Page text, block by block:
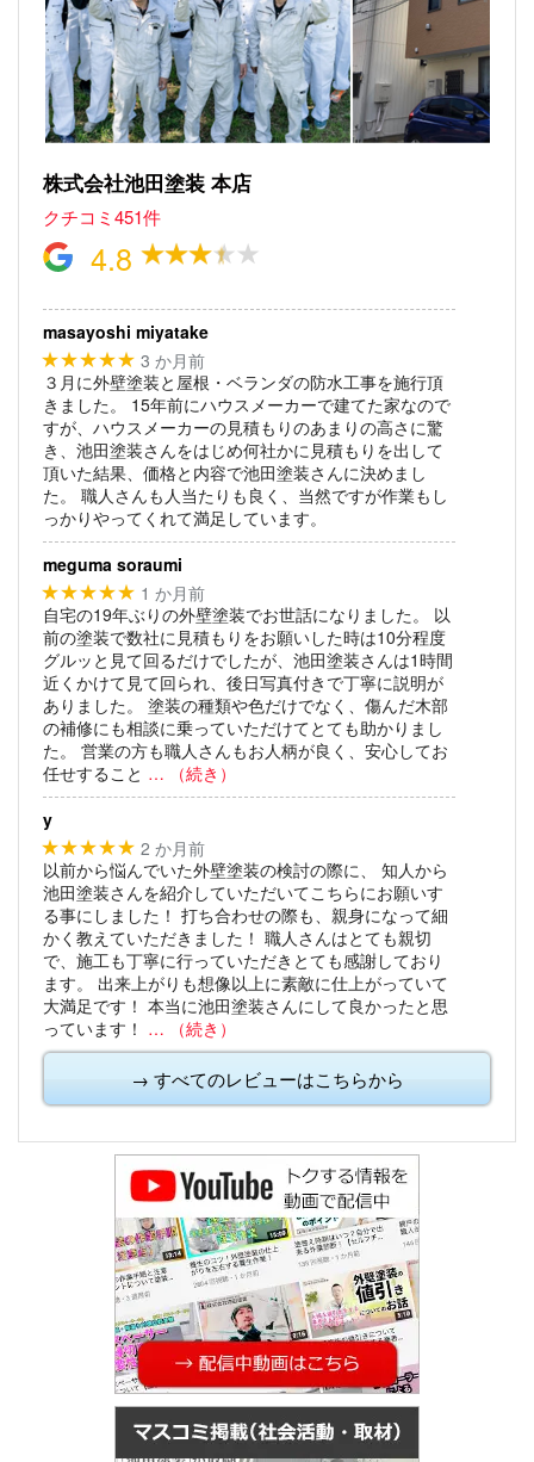
株式会社池田塗装 本店
クチコミ451件
4.8
masayoshi miyatake
★★★★★ 3 か月前
３月に外壁塗装と屋根・ベランダの防水工事を施行頂
きました。
15年前にハウスメーカーで建てた家なので
すが、ハウスメーカーの見積もりのあまりの高さに驚
き、池田塗装さんをはじめ何社かに見積もりを出して
頂いた結果、価格と内容で池田塗装さんに決めまし
た。
職人さんも人当たりも良く、当然ですが作業もし
っかりやってくれて満足しています。
meguma soraumi
★★★★★ 1 か月前
自宅の19年ぶりの外壁塗装でお世話になりました。
以
前の塗装で数社に見積もりをお願いした時は10分程度
グルッと見て回るだけでしたが、池田塗装さんは1時間
近くかけて見て回られ、後日写真付きで丁寧に説明が
ありました。
塗装の種類や色だけでなく、傷んだ木部
の補修にも相談に乗っていただけてとても助かりまし
た。
営業の方も職人さんもお人柄が良く、安心してお
任せすること … （続き）
y
★★★★★ 2 か月前
以前から悩んでいた外壁塗装の検討の際に、
知人から
池田塗装さんを紹介していただいてこちらにお願いす
る事にしました！ 打ち合わせの際も、親身になって細
かく教えていただきました！ 職人さんはとても親切
で、施工も丁寧に行っていただきとても感謝しており
ます。
出来上がりも想像以上に素敵に仕上がっていて
大満足です！ 本当に池田塗装さんにして良かったと思
っています！ … （続き）
→ すべてのレビューはこちらから